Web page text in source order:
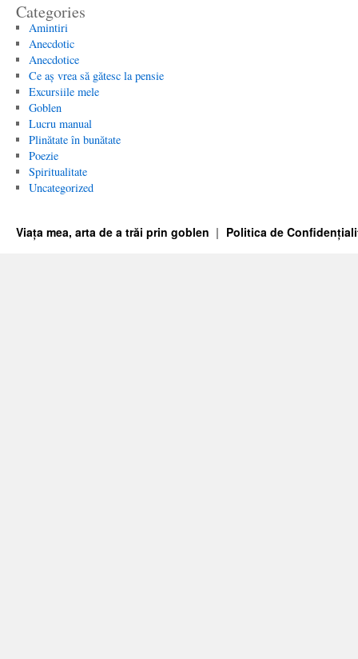
Categories
Amintiri
Anecdotic
Anecdotice
Ce aș vrea să gătesc la pensie
Excursiile mele
Goblen
Lucru manual
Plinătate în bunătate
Poezie
Spiritualitate
Uncategorized
Viața mea, arta de a trăi prin goblen Politica de